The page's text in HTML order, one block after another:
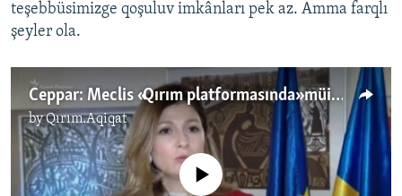
teşebbüsimizge qoşuluv imkânları pek az. Amma farqlı
şeyler ola.
Ceppar: Meclis «Qırım platformasında» müim rol oynamalı (video)
byQırım.Aqiqat
No media source currently available